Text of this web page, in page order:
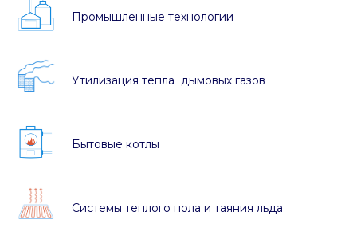
Промышленные технологии
Утилизация тепла дымовых газов
Бытовые котлы
Системы теплого пола и таяния льда